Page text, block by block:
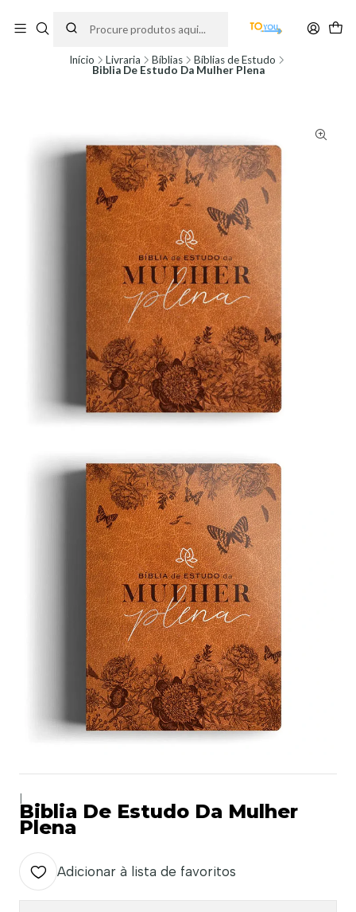
partir do dia 11 de Agosto, às 10H.
Início Livraria Bíblias
Bíblias de Estudo
Biblia De Estudo Da Mulher Plena
Biblia De Estudo Da Mulher
Plena
Adicionar à lista de favoritos